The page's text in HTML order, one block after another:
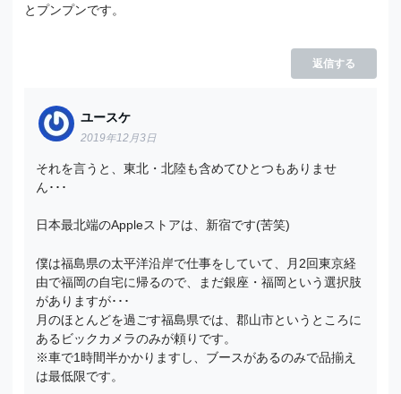
とプンプンです。
返信する
ユースケ
2019年12月3日
それを言うと、東北・北陸も含めてひとつもありませ
ん･･･
日本最北端のAppleストアは、新宿です(苦笑)
僕は福島県の太平洋沿岸で仕事をしていて、月2回東京経
由で福岡の自宅に帰るので、まだ銀座・福岡という選択肢
がありますが･･･
月のほとんどを過ごす福島県では、郡山市というところに
あるビックカメラのみが頼りです。
※車で1時間半かかりますし、ブースがあるのみで品揃え
は最低限です。